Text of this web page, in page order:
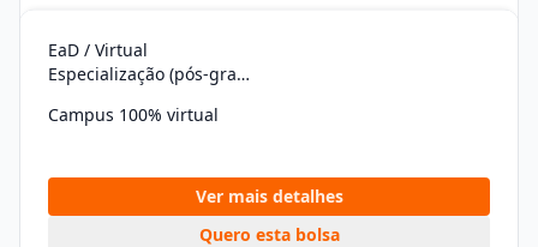
EaD / Virtual
Especialização (pós-graduação)
Campus 100% virtual
Ver mais detalhes
Quero esta bolsa